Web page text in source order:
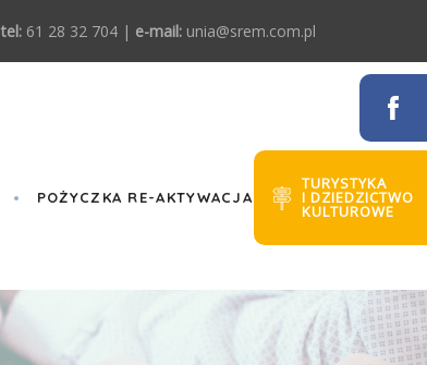
tel: 61 28 32 704 | e-mail: unia@srem.com.pl
POŻYCZKA RE-AKTYWACJA
TURYSTYKA
I DZIEDZICTWO
KULTUROWE